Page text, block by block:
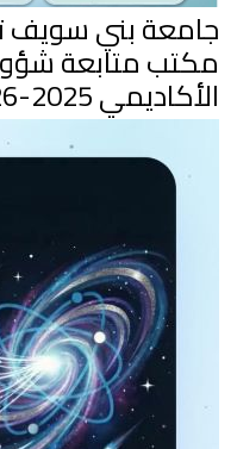
جامعة بني سويف
مكتب متابعة
الأكاديمي 2025-2026